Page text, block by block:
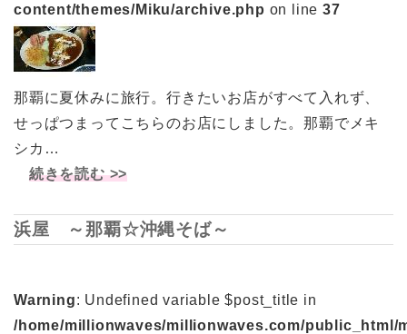
content/themes/Miku/archive.php on line37
那覇に夏休みに旅行。行きたいお店がすべて入れず、
せっぱつまってこちらのお店にしました。那覇でメキ
シカ…
続きを読む >>
浜屋 ～那覇☆沖縄そば～
Warning: Undefined variable $post_title in
/home/millionwaves/millionwaves.com/public_html/